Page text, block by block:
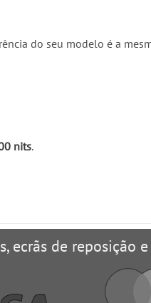
do seu modelo é a
nits.
ecrãs de reposição